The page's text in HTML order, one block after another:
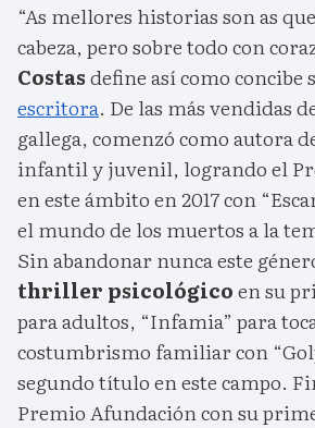
“As mellores historias son as
cabeza, pero sobre todo con
Costasdefine así como concibe
escritora. De las más vendidas
gallega, comenzó como autora
infantil y juvenil, logrando el
en este ámbito en 2017 con
el mundo de los muertos a la
Sin abandonar nunca este
thriller psicológicoen su
para adultos, “Infamia” para
costumbrismo familiar con
segundo título en este campo.
Premio Afundación con su